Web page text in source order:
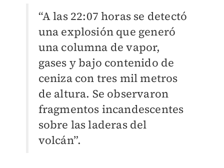
“A las 22:07 horas se detectó
una explosión que generó
una columna de vapor,
gases y bajo contenido de
ceniza con tres mil metros
de altura. Se observaron
fragmentos incandescentes
sobre las laderas del
volcán”.